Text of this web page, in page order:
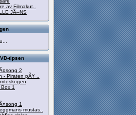
av Filmakut..
JÃ–NS
tipsen
2
- Piraten pÃ¥ ..
1
1
mustas..